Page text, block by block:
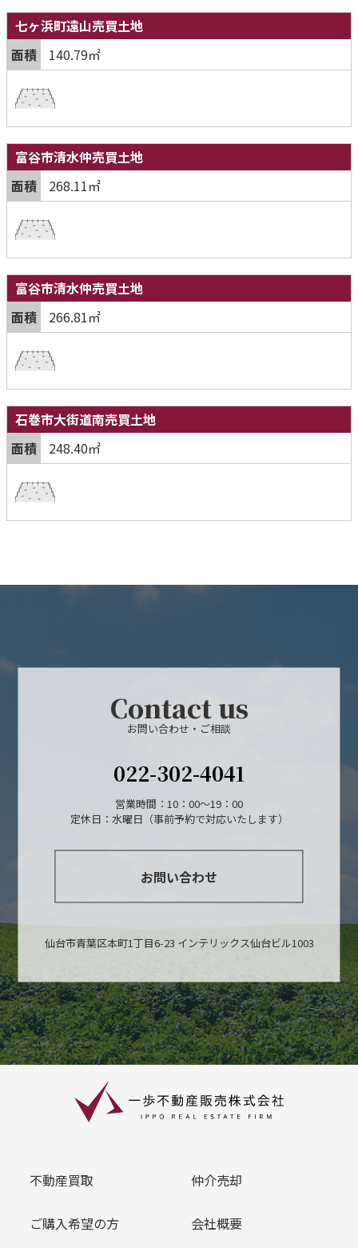
七ヶ浜町遠山売買土地
面積
140.79㎡
富谷市清水仲売買土地
面積
268.11㎡
富谷市清水仲売買土地
面積
266.81㎡
石巻市大街道南売買土地
面積
248.40㎡
Contact us
お問い合わせ・ご相談
022-302-4041
営業時間：10：00～19：00
定休日：水曜日（事前予約で対応いたします）
お問い合わせ
仙台市青葉区本町1丁目6-23 インテリックス仙台ビル1003
不動産買取 仲介売却
ご購入希望の方 会社概要